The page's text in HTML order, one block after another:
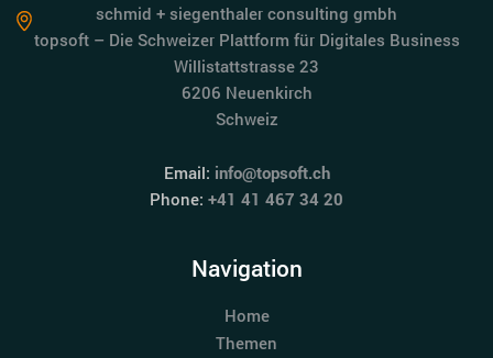
schmid + siegenthaler consulting gmbh
topsoft – Die Schweizer Plattform für Digitales Business
Willistattstrasse 23
6206 Neuenkirch
Schweiz
Email: info@topsoft.ch
Phone: +41 41 467 34 20
Navigation
Home
Themen